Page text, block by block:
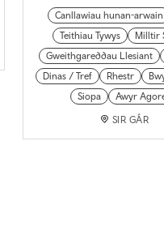
Canllawiau hunan-arwain
Teithiau Tywys
Milltir
Gweithgareddau Llesiant
Dinas / Tref
Rhestr
Siopa
Awyr
SIR GÂR